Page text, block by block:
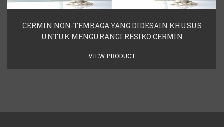
CERMIN NON-TEMBAGA YANG DIDESAIN KHUSUS
UNTUK MENGURANGI RESIKO CERMIN
VIEW PRODUCT